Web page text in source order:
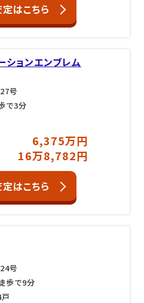
はこちら
ョンエンブレム
号
で3分
6,375万円
16万8,782円
はこちら
号
歩で9分